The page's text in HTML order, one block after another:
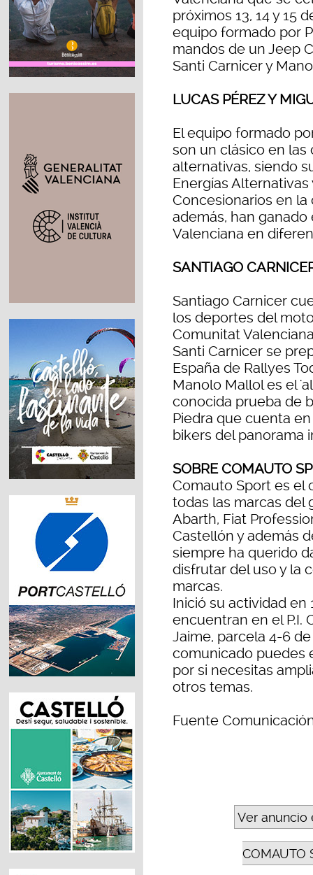
próximos 13, 14 y 15
equipo formado por
mandos de un Jeep
Santi Carnicer y
LUCAS PÉREZ Y
El equipo formado
son un clásico en
alternativas, siendo
Energías
Concesionarios en
además, han
Valenciana en
SANTIAGO
Santiago Carnicer
los deportes del
Comunitat
Santi Carnicer se
España de Rallyes
Manolo Mallol es el
conocida prueba de
Piedra que cuenta
bikers del panorama
SOBRE COMAUTO
Comauto Sport es el
todas las marcas del
Abarth, Fiat
Castellón y además
siempre ha querido
disfrutar del uso y la
marcas.
Inició su actividad en
encuentran en el P.I.
Jaime, parcela 4-6
comunicado puedes
por si necesitas
otros temas.
Fuente
Ver anuncio
COMAUTO